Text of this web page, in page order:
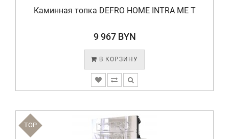
Каминная топка DEFRO HOME INTRA ME T
9 967 BYN
В КОРЗИНУ
TOP